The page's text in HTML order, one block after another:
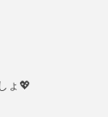
ょ💖